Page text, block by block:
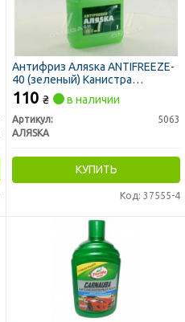
Антифриз Аляsка ANTIFREEZE-
40 (зеленый) Канистра
1л/0,98кг
110 ₴ в наличии
Артикул:
5063
АЛЯSКА
КУПИТЬ
Код: 37555-4